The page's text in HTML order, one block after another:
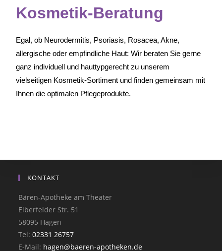
Kosmetik-Beratung
Egal, ob Neurodermitis, Psoriasis, Rosacea, Akne,
allergische oder empfindliche Haut: Wir beraten Sie gerne
ganz individuell und hauttypgerecht zu unserem
vielseitigen Kosmetik-Sortiment und finden gemeinsam mit
Ihnen die optimalen Pflegeprodukte.
KONTAKT
Bären-Apotheke am Theater
Elberfelder Str. 51
58095 Hagen
Tel:02331 26757
E-Mail: hagen@baeren-apotheken.de